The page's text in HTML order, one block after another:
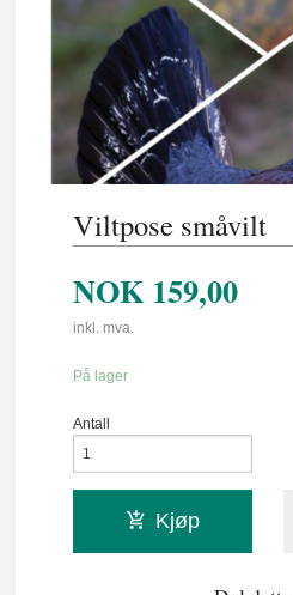
Viltpose småvilt
NOK 159,00
inkl. mva.
På lager
Antall
Kjøp